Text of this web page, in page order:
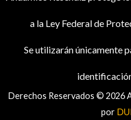
a la Ley Federal de
Se utilizarán únicamente
Derechos Reservados © 2026
por